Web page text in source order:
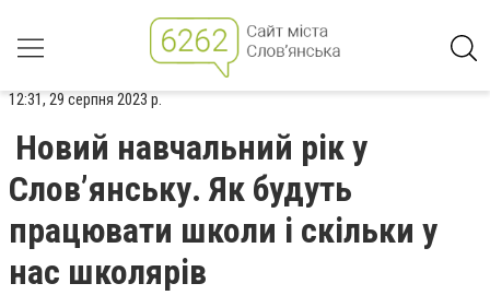
12:31, 29 серпня 2023 р.
Новий навчальний рік у
Слов’янську. Як будуть
працювати школи і скільки у
нас школярів